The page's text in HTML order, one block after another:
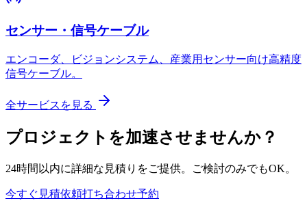
センサー・信号ケーブル
エンコーダ、ビジョンシステム、産業用センサー向け高精度
信号ケーブル。
全サービスを見る
プロジェクトを加速させませんか？
24時間以内に詳細な見積りをご提供。ご検討のみでもOK。
今すぐ見積依頼打ち合わせ予約